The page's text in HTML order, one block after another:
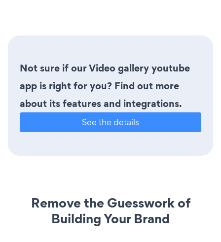
Not sure if our Video gallery youtube
app is right for you? Find out more
about its features and integrations.
See the details
Remove the Guesswork of
Building Your Brand